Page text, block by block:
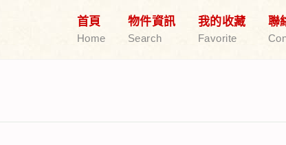
首頁
Home
物件資訊
Search
我的收藏
Favorite
聯